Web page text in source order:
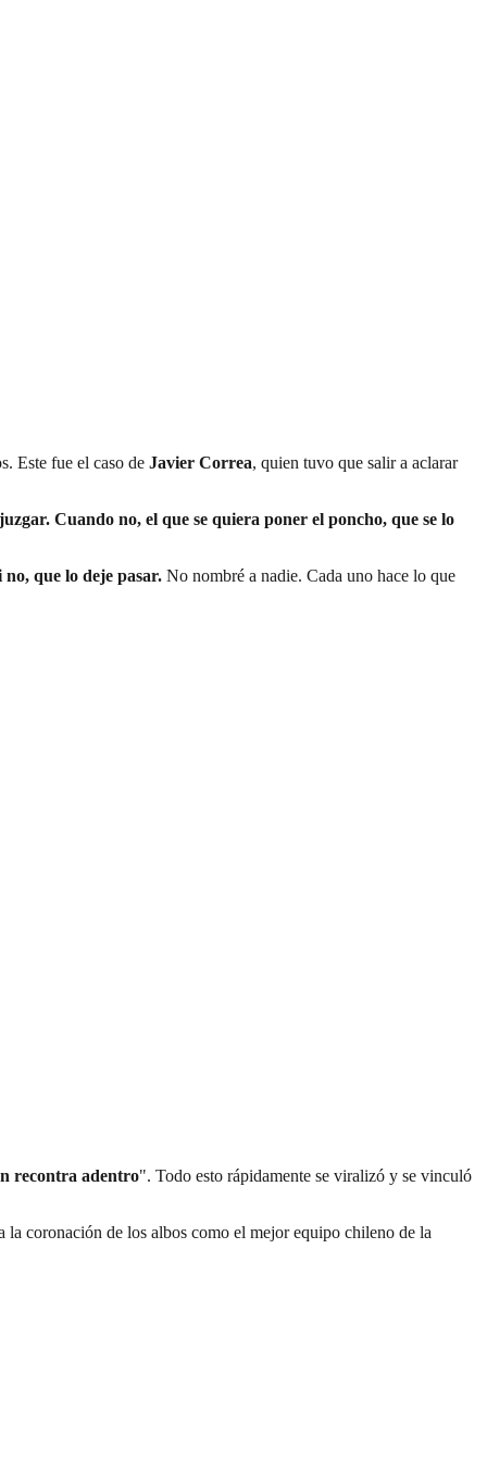
Este fue el caso de Javier Correa, quien tuvo que salir a aclarar
Cuando no, el que se quiera poner el poncho, que se lo
que lo deje pasar. No nombré a nadie. Cada uno hace lo que
recontra adentro". Todo esto rápidamente se viralizó y se vinculó
coronación de los albos como el mejor equipo chileno de la